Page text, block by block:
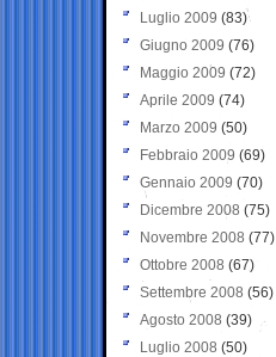
Luglio 2009 (83)
Giugno 2009 (76)
Maggio 2009 (72)
Aprile 2009 (74)
Marzo 2009 (50)
Febbraio 2009 (69)
Gennaio 2009 (70)
Dicembre 2008 (75)
Novembre 2008 (77)
Ottobre 2008 (67)
Settembre 2008 (56)
Agosto 2008 (39)
Luglio 2008 (50)